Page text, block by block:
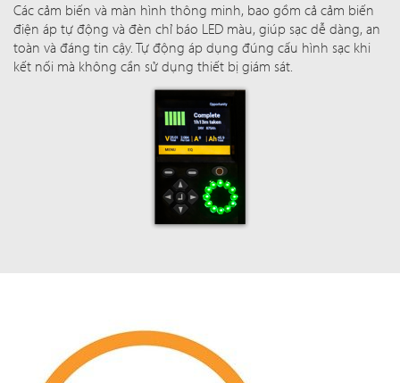
Các cảm biến và màn hình thông minh, bao gồm cả cảm biến
điện áp tự động và đèn chỉ báo LED màu, giúp sạc dễ dàng, an
toàn và đáng tin cậy. Tự động áp dụng đúng cấu hình sạc khi
kết nối mà không cần sử dụng thiết bị giám sát.